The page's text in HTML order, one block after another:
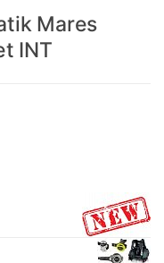
Mares
INT